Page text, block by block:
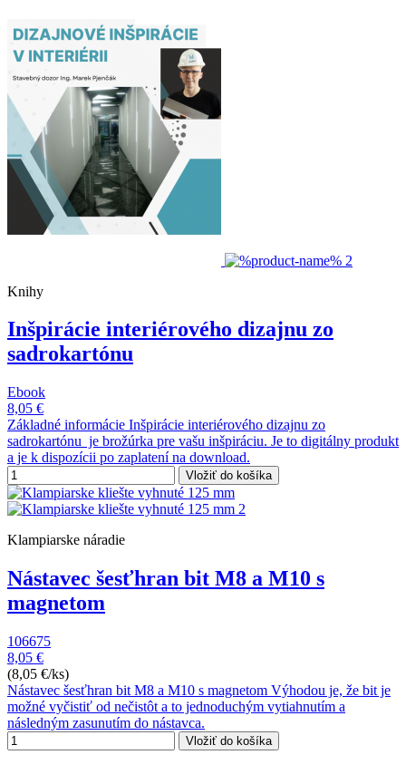
Knihy
Inšpirácie interiérového dizajnu zo
sadrokartónu
Ebook
8,05 €
Základné informácie Inšpirácie interiérového dizajnu zo
sadrokartónu je brožúrka pre vašu inšpiráciu. Je to digitálny produkt
a je k dispozícii po zaplatení na download.
Vložiť do košíka
Klampiarske náradie
Nástavec šesťhran bit M8 a M10 s
magnetom
106675
8,05 €
(8,05 €/ks)
Nástavec šesťhran bit M8 a M10 s magnetom Výhodou je, že bit je
možné vyčistiť od nečistôt a to jednoduchým vytiahnutím a
následným zasunutím do nástavca.
Vložiť do košíka